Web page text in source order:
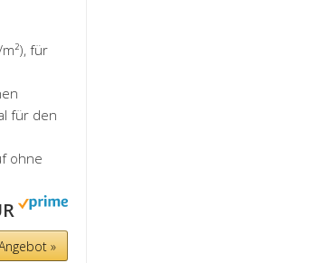
für
für den
ohne
»